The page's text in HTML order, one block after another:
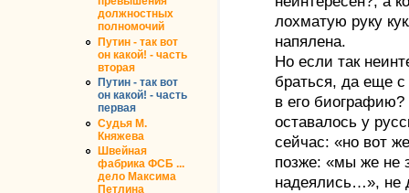
должностных
полномочий
Путин - так вот
он какой! - часть
вторая
Путин - так вот
он какой! - часть
первая
Судья М.
Княжева
Швейная
фабрика ФСБ ...
дело Максима
Петлина
лохматую руку
напялена.
Но если так
браться, да еще
в его биографию?
оставалось у
сейчас: «но вот
позже: «мы же не
надеялись…», не